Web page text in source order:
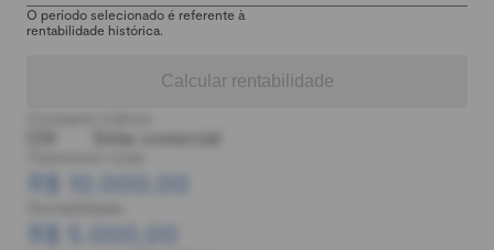
O período selecionado é referente à
rentabilidade histórica.
Calcular rentabilidade
Dólar comercial
R$ 10.000,00
R$ 5.000,00